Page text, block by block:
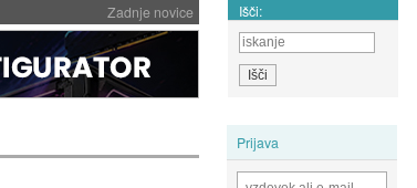
Zadnje novice Išči:
Prijava